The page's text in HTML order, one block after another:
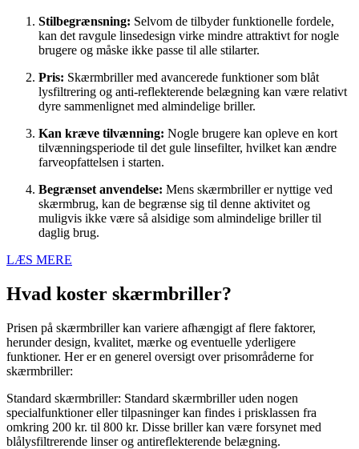
Stilbegrænsning: Selvom de tilbyder funktionelle fordele,
kan det ravgule linsedesign virke mindre attraktivt for nogle
brugere og måske ikke passe til alle stilarter.
Pris: Skærmbriller med avancerede funktioner som blåt
lysfiltrering og anti-reflekterende belægning kan være relativt
dyre sammenlignet med almindelige briller.
Kan kræve tilvænning: Nogle brugere kan opleve en kort
tilvænningsperiode til det gule linsefilter, hvilket kan ændre
farveopfattelsen i starten.
Begrænset anvendelse: Mens skærmbriller er nyttige ved
skærmbrug, kan de begrænse sig til denne aktivitet og
muligvis ikke være så alsidige som almindelige briller til
daglig brug.
LÆS MERE
Hvad koster skærmbriller?
Prisen på skærmbriller kan variere afhængigt af flere faktorer,
herunder design, kvalitet, mærke og eventuelle yderligere
funktioner. Her er en generel oversigt over prisområderne for
skærmbriller:
Standard skærmbriller: Standard skærmbriller uden nogen
specialfunktioner eller tilpasninger kan findes i prisklassen fra
omkring 200 kr. til 800 kr. Disse briller kan være forsynet med
blålysfiltrerende linser og antireflekterende belægning.